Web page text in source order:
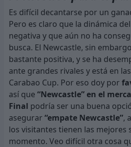
Es difícil decantarse por un
Pero es claro que la dinámica
negativa y que aún no ha
busca. El Newcastle, sin
bastante positiva, y se ha
ante grandes rivales y está en
Carabao Cup. Por eso doy por
así que “Newcastle” en el
Final podría ser una buena
asegurar “empate Newcastle”,
los visitantes tienen las mejores
momento. Veo difícil otra cosa